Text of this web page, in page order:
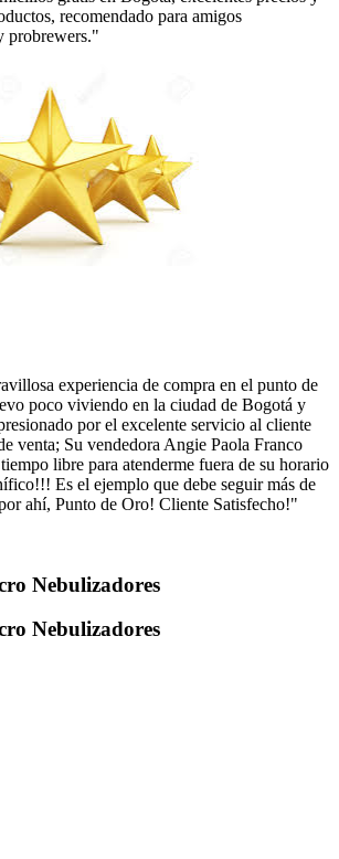
recomendado para amigos
probrewers."
experiencia de compra en el punto de
poco viviendo en la ciudad de Bogotá y
por el excelente servicio al cliente
venta; Su vendedora Angie Paola Franco
libre para atenderme fuera de su horario
Es el ejemplo que debe seguir más de
ahí, Punto de Oro! Cliente Satisfecho!"
Nebulizadores
Nebulizadores